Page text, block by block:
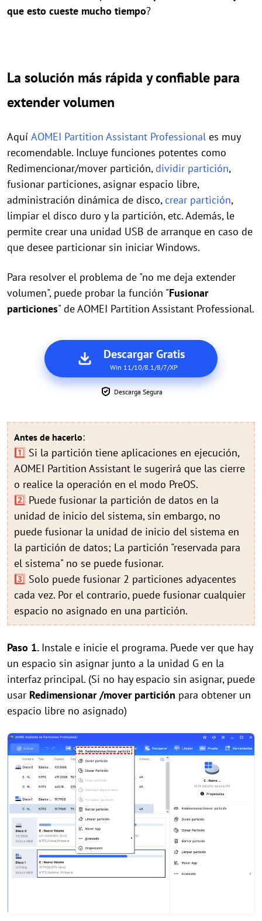
que esto cueste mucho tiempo?
La solución más rápida y confiable para
extender volumen
Aquí AOMEI Partition Assistant Professional es muy
recomendable. Incluye funciones potentes como
Redimencionar/mover partición,dividir partición,
fusionar particiones, asignar espacio libre,
administración dinámica de disco, crear partición,
limpiar el disco duro y la partición, etc. Además, le
permite crear una unidad USB de arranque en caso de
que desee particionar sin iniciar Windows.
Para resolver el problema de "no me deja extender
volumen", puede probar la función "Fusionar
particiones" de AOMEI Partition Assistant Professional.
Descargar Gratis
Win 11/10/8.1/8/7/XP
Descarga Segura
Antes de hacerlo:
1️⃣ Si la partición tiene aplicaciones en ejecución,
AOMEI Partition Assistant le sugerirá que las cierre
o realice la operación en el modo PreOS.
2️⃣ Puede fusionar la partición de datos en la
unidad de inicio del sistema, sin embargo, no
puede fusionar la unidad de inicio del sistema en
la partición de datos; La partición "reservada para
el sistema" no se puede fusionar.
3️⃣ Solo puede fusionar 2 particiones adyacentes
cada vez. Por el contrario, puede fusionar cualquier
espacio no asignado en una partición.
Paso 1. Instale e inicie el programa. Puede ver que hay
un espacio sin asignar junto a la unidad G en la
interfaz principal. (Si no hay espacio sin asignar, puede
usar Redimensionar/mover partición para obtener un
espacio libre no asignado)